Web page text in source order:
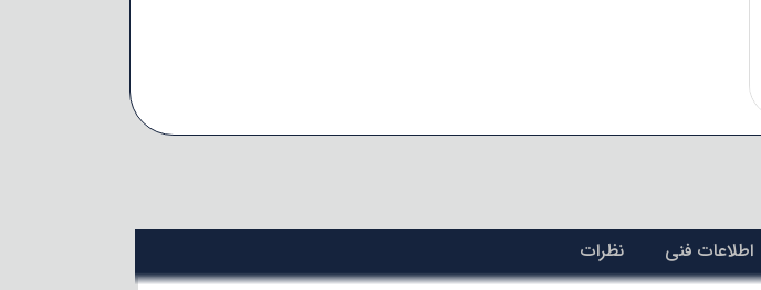
اطلاعات فنی نظرات